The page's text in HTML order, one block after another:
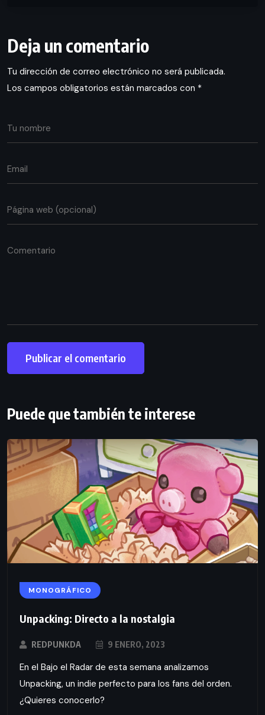
Deja un comentario
Tu dirección de correo electrónico no será publicada.
Los campos obligatorios están marcados con *
Puede que también te interese
MONOGRÁFICO
Unpacking: Directo a la nostalgia
REDPUNKDA 9 ENERO, 2023
En el Bajo el Radar de esta semana analizamos
Unpacking, un indie perfecto para los fans del orden.
¿Quieres conocerlo?